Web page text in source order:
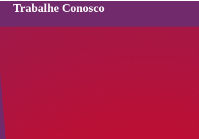
Trabalhe Conosco